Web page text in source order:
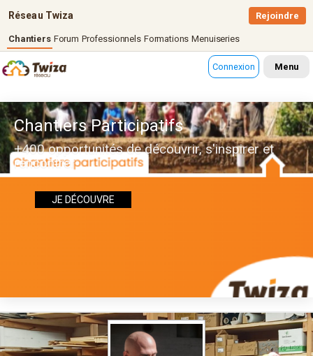
Réseau Twiza
Chantiers Forum Professionnels Formations Menuiseries
Rejoindre
Connexion Menu
Chantiers Participatifs
+400 opportunités de découvrir, s'inspirer et
rencontrer
JE DÉCOUVRE